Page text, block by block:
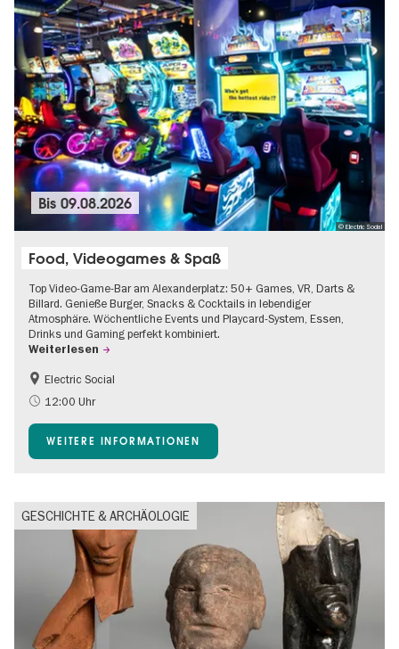
© Electric Social
Bis09.08.2026
Food, Videogames & Spaß
Top Video-Game-Bar am Alexanderplatz: 50+ Games, VR, Darts &
Billard. Genieße Burger, Snacks & Cocktails in lebendiger
Atmosphäre. Wöchentliche Events und Playcard-System, Essen,
Drinks und Gaming perfekt kombiniert.
Weiterlesen
Electric Social
12:00 Uhr
WEITERE INFORMATIONEN
GESCHICHTE & ARCHÄOLOGIE